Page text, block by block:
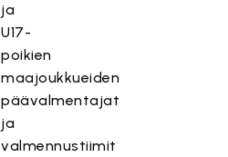
ja
U17-
poikien
maajoukkueiden
päävalmentajat
ja
valmennustiimit